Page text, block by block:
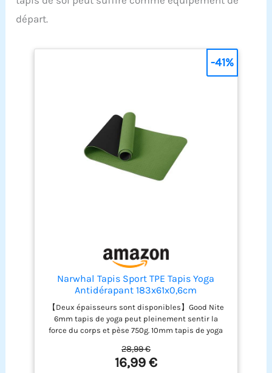
départ.
Narwhal Tapis Sport TPE Tapis Yoga
Antidérapant 183x61x0,6cm
【Deux épaisseurs sont disponibles】Good Nite
6mm tapis de yoga peut pleinement sentir la
force du corps et pèse 750g. 10mm tapis de yoga
pèse 1200g. Les deux couches conviennent pour le
Pilates, le Hiit, le Yoga, le Body et d'autres sports
28,99 €
16,99 €
-41%